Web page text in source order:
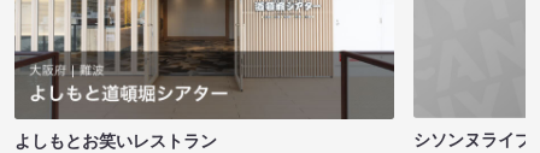
よしもとお笑いレストラン
シソンヌライ